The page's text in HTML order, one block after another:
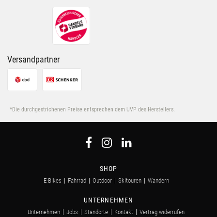
Nutzung der Dienste gesammelt haben.
Versandpartner
*Die durchgestrichenen Preise entsprechen dem UVP des Herstellers.
SHOP
E-Bikes Fahrrad Outdoor Skitouren Wandern
UNTERNEHMEN
Unternehmen Jobs Standorte Kontakt Vertrag widerrufen